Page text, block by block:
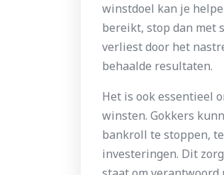
winstdoel kan je
bereikt, stop dan met
verliest door het
behaalde resultaten.
Het is ook essentieel
winsten. Gokkers
bankroll te stoppen,
investeringen. Dit